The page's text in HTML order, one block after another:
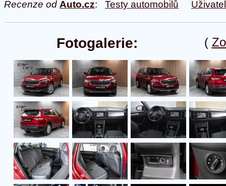
Recenze od Auto.cz: Testy automobilů
(
Fotogalerie: